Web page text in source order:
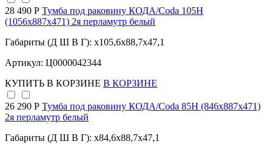
28 490 Р Тумба под раковину КОДА/Coda 105Н
(1056х887х471) 2я перламутр белый
Габариты (Д Ш В Г): x105,6x88,7x47,1
Артикул: Ц0000042344
КУПИТЬ В КОРЗИНЕ В КОРЗИНЕ
26 290 Р Тумба под раковину КОДА/Coda 85Н (846х887х471)
2я перламутр белый
Габариты (Д Ш В Г): x84,6x88,7x47,1